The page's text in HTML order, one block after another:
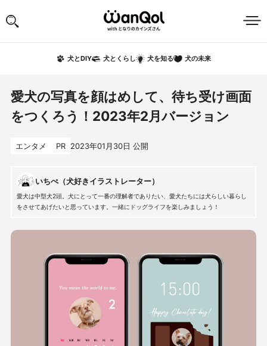
犬とDIY 犬とくらし 犬を知る 犬の未来
愛犬の写真を顔はめして、待ち受け画面
をつくろう！2023年2月バージョン
エンタメ PR 2023年01月30日 公開
いちぺ（犬好きイラストレーター）
愛犬は中型犬2頭。犬にとって一番の理解者でありたい、愛犬たちには犬らしい暮らし
をさせてあげたいと思っています。一緒にドッグライフを楽しみましょう！